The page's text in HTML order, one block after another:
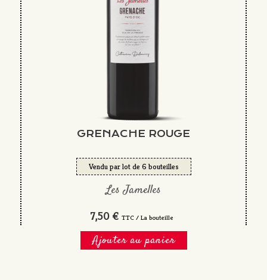
GRENACHE ROUGE
Vendu par lot de 6 bouteilles
Les Jamelles
7,50 € TTC / La bouteille
Ajouter au panier